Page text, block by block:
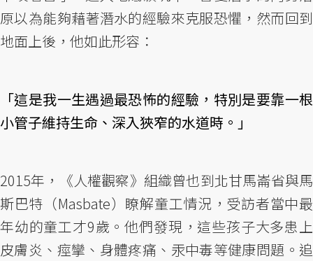
原以為能夠藉著潛水的經驗來克服恐懼，然而回到
地面上後，他如此形容：
「這是我一生遇過最恐怖的經驗，特別是要靠一根
小管子維持生命、深入狹窄的水道時。」
2015年，《人權觀察》組織曾也到北甘馬崙省與馬
斯巴特（Masbate）瞭解童工情況，受訪者當中最
年幼的童工才9歲。他們發現，這些孩子大多患上
皮膚炎、痙攣、身體疼痛、汞中毒等健康問題。追